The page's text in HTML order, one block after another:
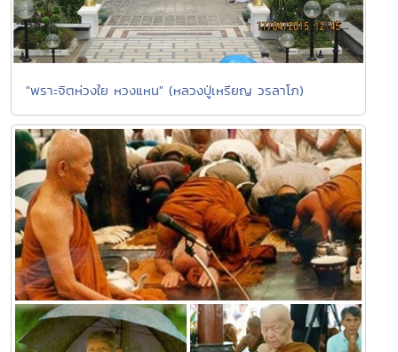
"พราะจิตห่วงใย หวงแหน" (หลวงปู่เหรียญ วรลาโภ)